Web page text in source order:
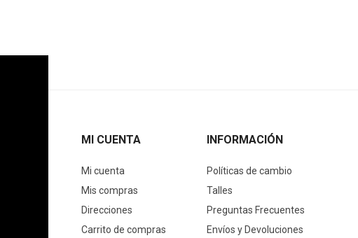
MI CUENTA
Mi cuenta
Mis compras
Direcciones
Carrito de compras
INFORMACIÓN
Políticas de cambio
Talles
Preguntas Frecuentes
Envíos y Devoluciones